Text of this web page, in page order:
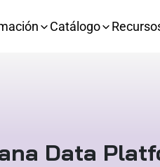
Catálogo
Data